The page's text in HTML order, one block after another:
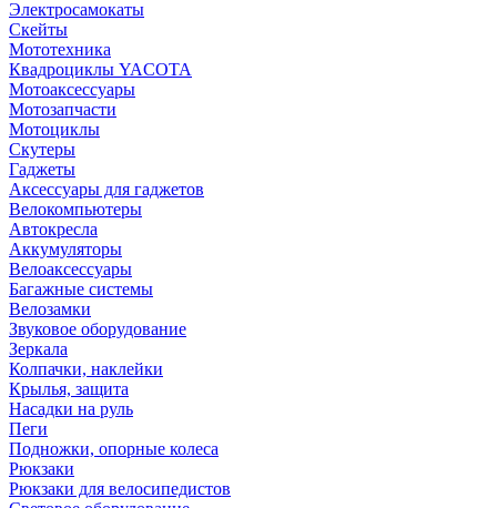
Электросамокаты
Скейты
Мототехника
Квадроциклы YACOTA
Мотоаксессуары
Мотозапчасти
Мотоциклы
Скутеры
Гаджеты
Аксессуары для гаджетов
Велокомпьютеры
Автокресла
Аккумуляторы
Велоаксессуары
Багажные системы
Велозамки
Звуковое оборудование
Зеркала
Колпачки, наклейки
Крылья, защита
Насадки на руль
Пеги
Подножки, опорные колеса
Рюкзаки
Рюкзаки для велосипедистов